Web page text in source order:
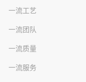
一流工艺
一流团队
一流质量
一流服务